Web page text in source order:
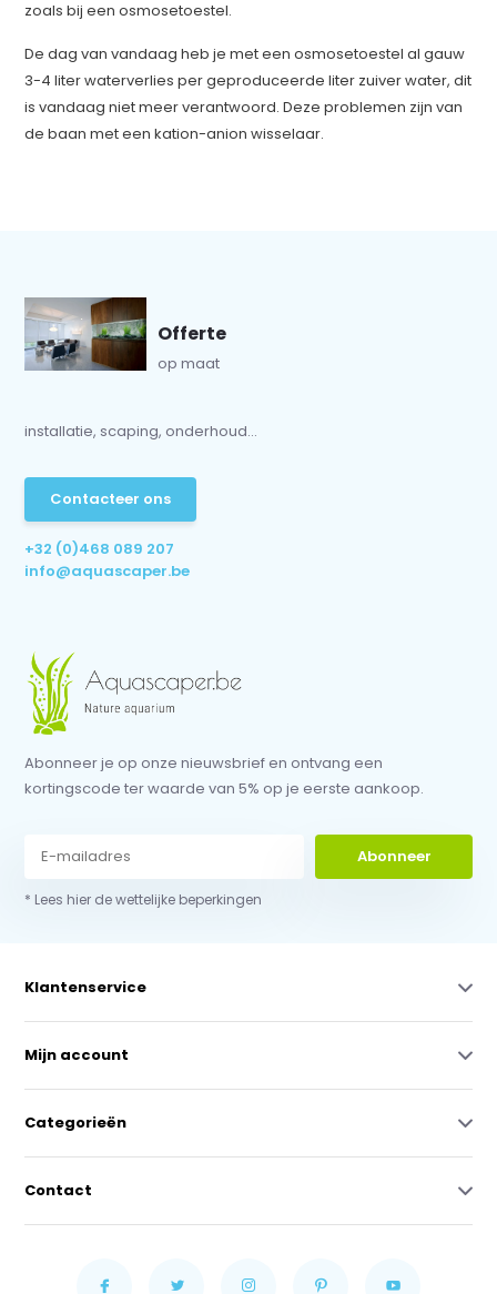
zoals bij een osmosetoestel.
De dag van vandaag heb je met een osmosetoestel al gauw
3-4 liter waterverlies per geproduceerde liter zuiver water, dit
is vandaag niet meer verantwoord. Deze problemen zijn van
de baan met een kation-anion wisselaar.
Offerte
op maat
installatie, scaping, onderhoud...
Contacteer ons
+32 (0)468 089 207
info@aquascaper.be
Abonneer je op onze nieuwsbrief en ontvang een
kortingscode ter waarde van 5% op je eerste aankoop.
Abonneer
* Lees hier de wettelijke beperkingen
Klantenservice
Mijn account
Categorieën
Contact